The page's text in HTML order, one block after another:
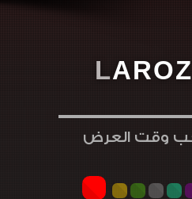
LAROZ
وقت العرض